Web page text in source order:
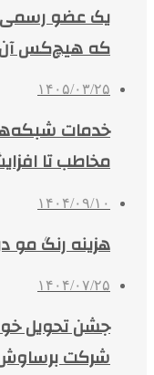
یک عضو رسمی
که هیچ‌کس آن
۱۴۰۵/۰۳/۲۵
مخاطب تا
۱۴۰۴/۰۹/۱۰
هزینه رنگ مو
۱۴۰۴/۰۷/۲۵
جشن تحویل
شرکت برساوش